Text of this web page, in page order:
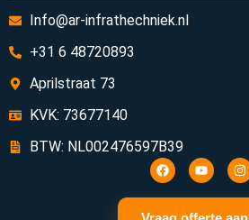
Info@ar-infrathechniek.nl
+31 6 48720893
Aprilstraat 73
KVK: 73677140
BTW: NL002476597B39